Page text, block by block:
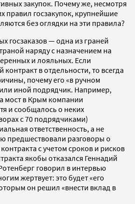
закупок. Почему же, несмотря
правил госзакупок, крупнейшие
без оглядки на эти правила?
госзаказов — одна из граней
наряду с назначением на
и лояльных. Если
в отдельности, то всегда
почему его «в ручном
иной подрядчик. Например,
мост в Крым компании
и сообщалось о неких
с 70 подрядчиками)
ответственность, а не
предшествовали разговоры о
с учетом сроков и рисков
якобы отказался Геннадий
говорил в интервью
жертвует: это будет «его
он решил «внести вклад в